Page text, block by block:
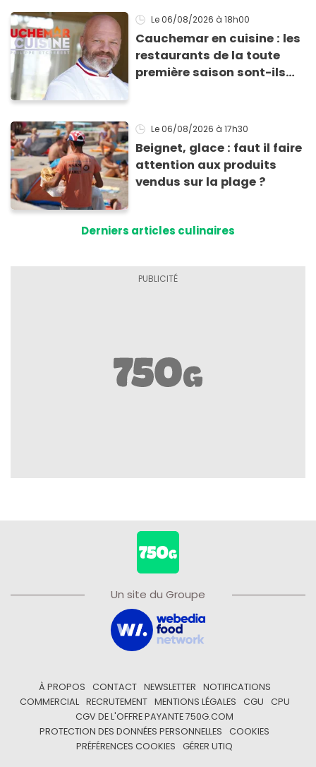
ne fondent !
Le 06/08/2026 à 18h00
Cauchemar en cuisine : les
restaurants de la toute
première saison sont-ils
Le 06/08/2026 à 17h30
Beignet, glace : faut il faire
attention aux produits
vendus sur la plage ?
Derniers articles culinaires
Un site du Groupe
À PROPOS CONTACT NEWSLETTER
NOTIFICATIONS
COMMERCIAL
RECRUTEMENT MENTIONS LÉGALES CGU
CPU
CGV DE L'OFFRE PAYANTE 750G.COM
PROTECTION DES DONNÉES PERSONNELLES
COOKIES
PRÉFÉRENCES COOKIES
GÉRER UTIQ